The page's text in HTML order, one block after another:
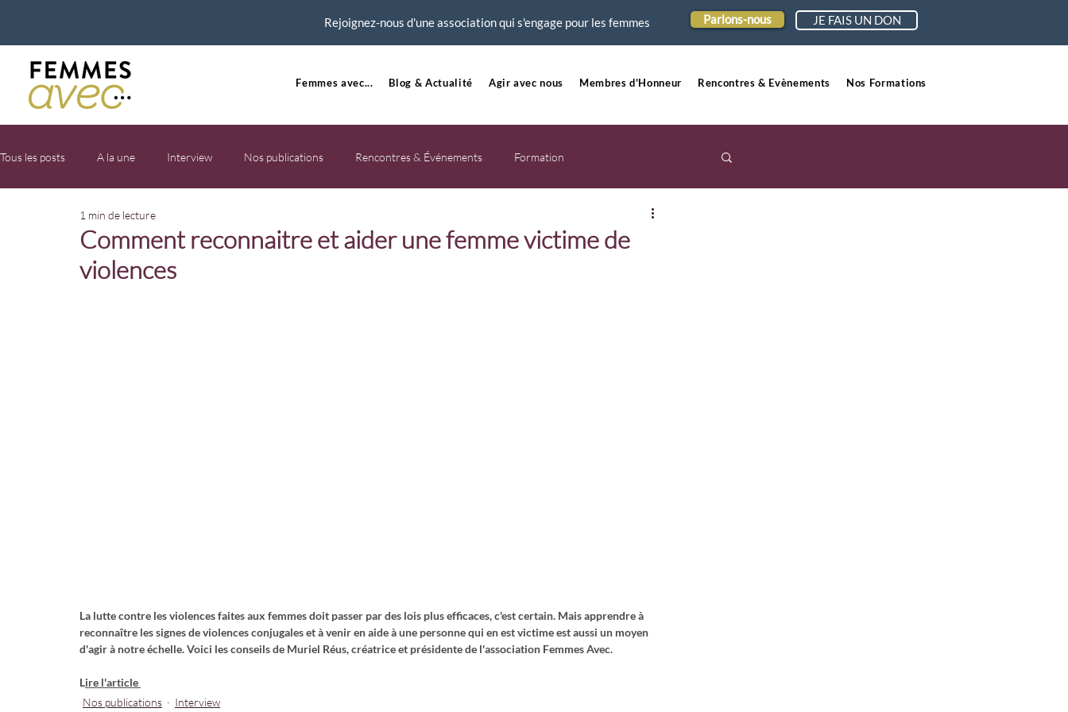
Rejoignez-nous d'une association qui s'engage pour les femmes Parlons-nous JE FAIS UN DON
Femmes avec... Blog & Actualité Agir avec nous Membres d'Honneur Rencontres & Evènements Nos Formations
Tous les posts A la une Interview Nos publications Rencontres & Événements Formation
Comment reconnaitre et aider une femme victime de
violences
1 min de lecture
La lutte contre les violences faites aux femmes doit passer par des lois plus efficaces, c'est certain. Mais apprendre à
reconnaître les signes de violences conjugales et à venir en aide à une personne qui en est victime est aussi un moyen
d'agir à notre échelle. Voici les conseils de Muriel Réus, créatrice et présidente de l'association Femmes Avec.
Lire l'article
Nos publications
Interview